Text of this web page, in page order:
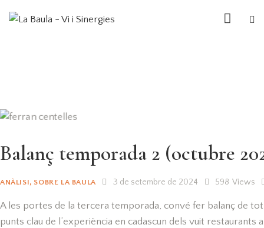
Balanç temporada 2 (octubre
ANÀLISI, SOBRE LA BAULA 3 de setembre de 2024 598 Views
A les portes de la tercera temporada, convé fer balanç de
punts clau de l’experiència en cadascun dels vuit restaurants